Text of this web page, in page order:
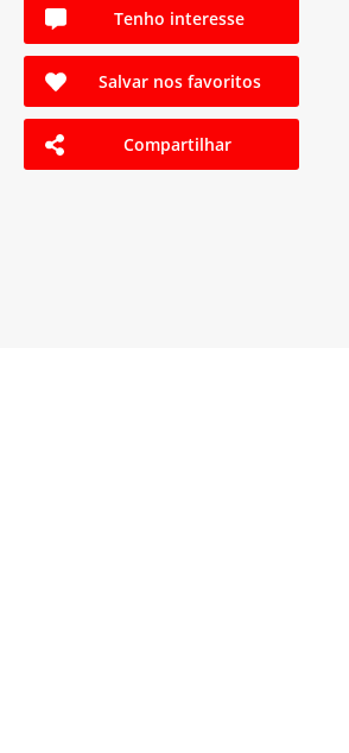
Tenho interesse
Salvar nos favoritos
Compartilhar